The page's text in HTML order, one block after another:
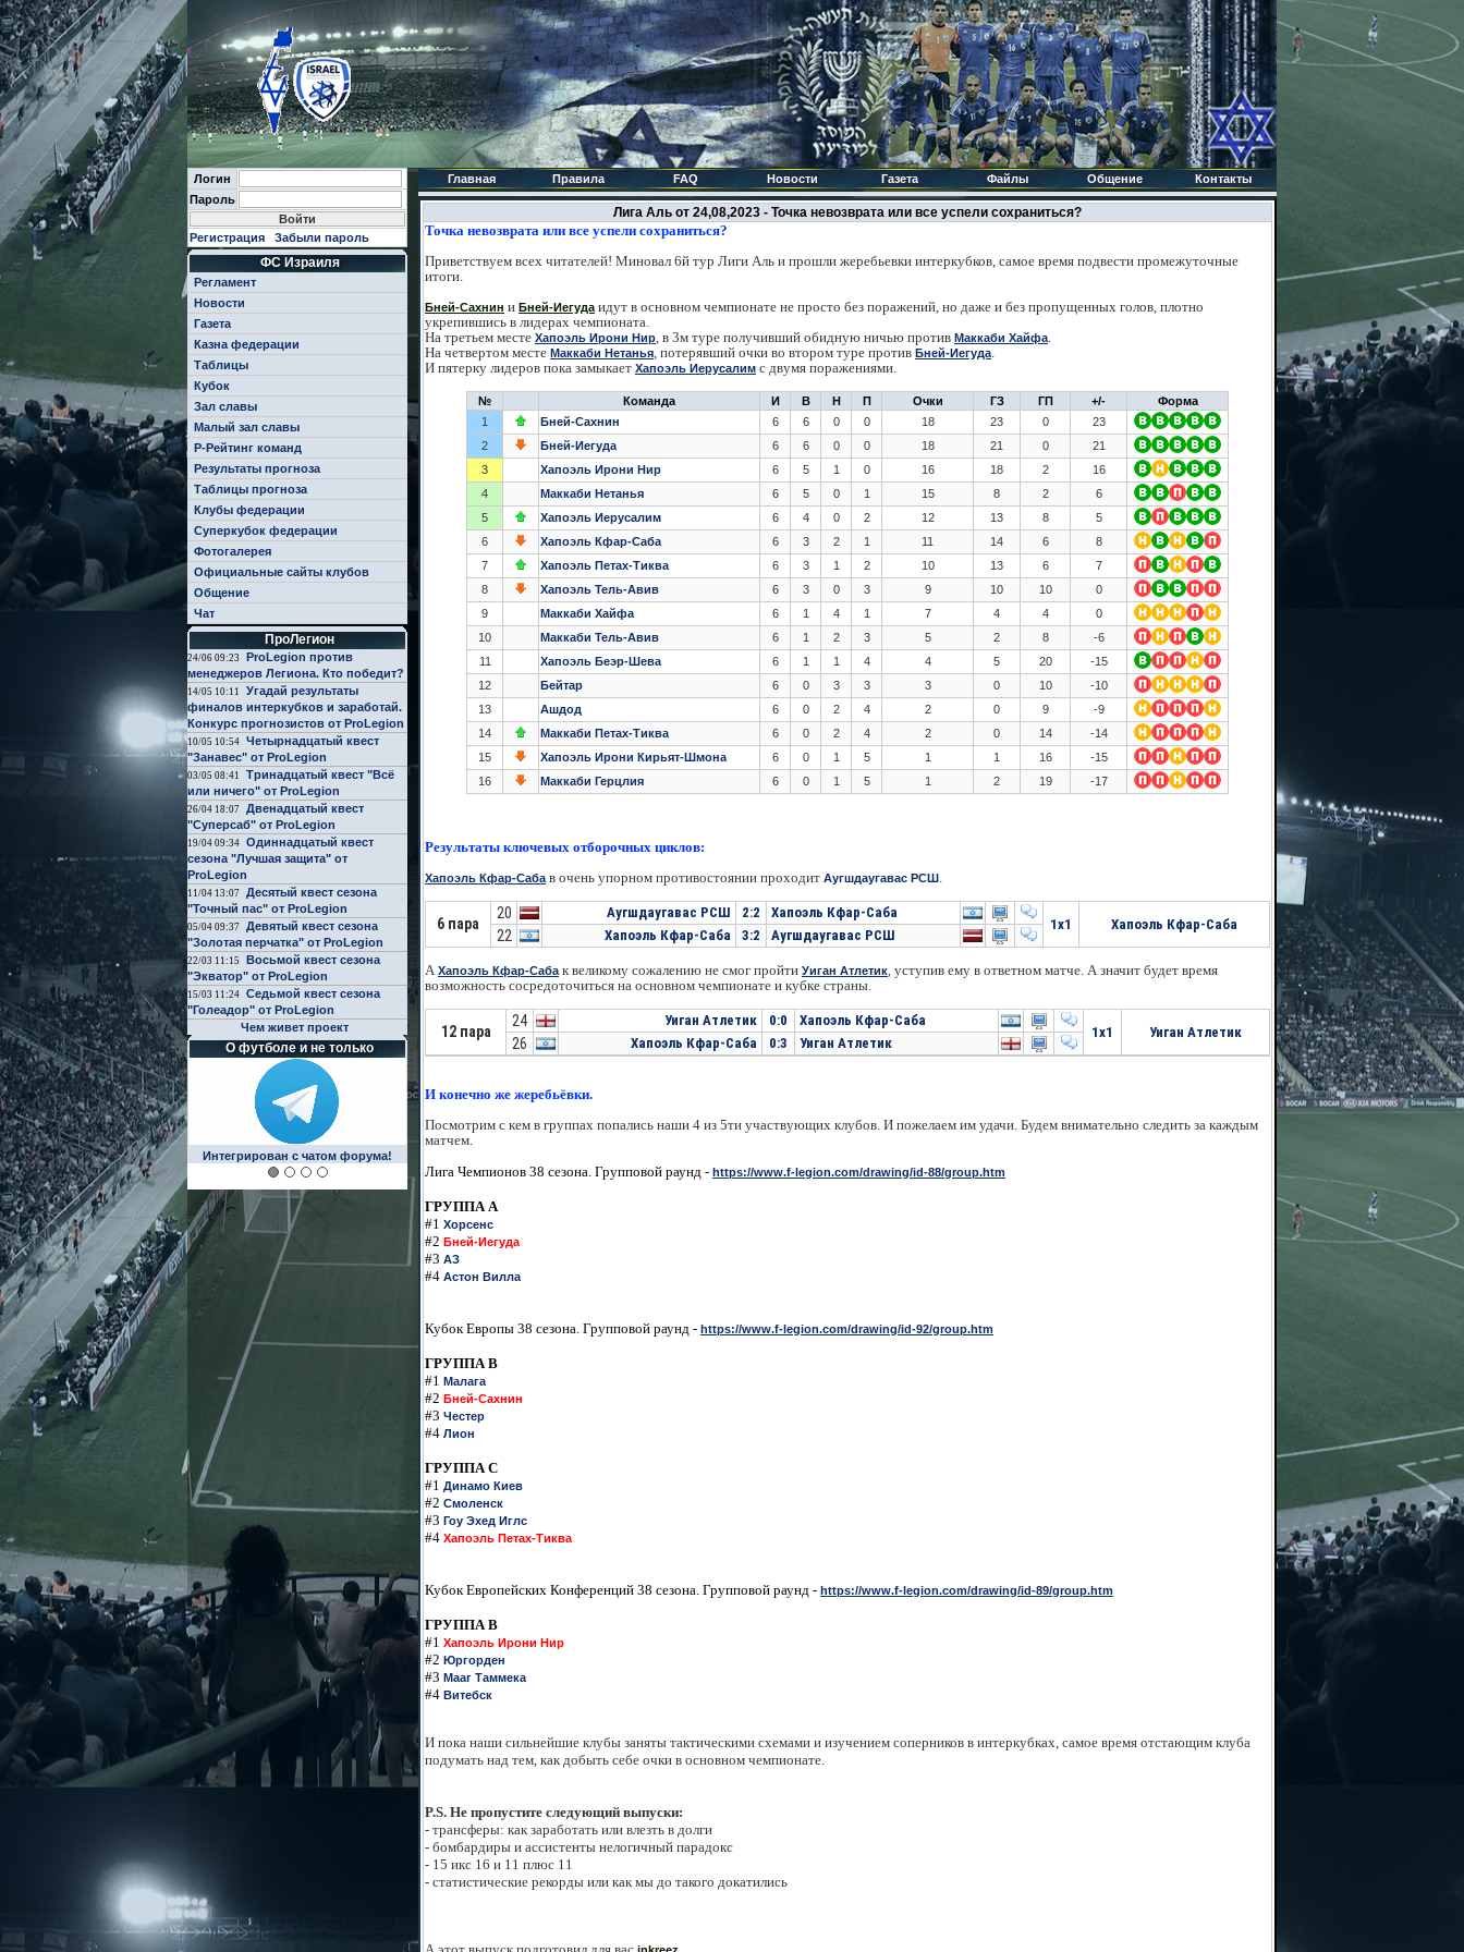
Логин
Пароль
Регистрация Забыли пароль
ФС Израиля
Регламент
Новости
Газета
Казна федерации
Таблицы
Кубок
Зал славы
Малый зал славы
Р-Рейтинг команд
Результаты прогноза
Таблицы прогноза
Клубы федерации
Суперкубок федерации
Фотогалерея
Официальные сайты клубов
Общение
Чат
ПроЛегион
24/06 09:23
ProLegion против
менеджеров Легиона. Кто победит?
14/05 10:11
Угадай результаты
финалов интеркубков и заработай.
Конкурс прогнозистов от ProLegion
10/05 10:54 Четырнадцатый квест
"Занавес" от ProLegion
03/05 08:41
Тринадцатый квест "Всё
или ничего" от ProLegion
26/04 18:07 Двенадцатый квест
"Суперсаб" от ProLegion
19/04 09:34 Одиннадцатый квест
сезона "Лучшая защита" от
ProLegion
11/04 13:07 Десятый квест сезона
"Точный пас" от ProLegion
05/04 09:37 Девятый квест сезона
"Золотая перчатка" от ProLegion
22/03 11:15
Восьмой квест сезона
"Экватор" от ProLegion
15/03 11:24 Седьмой квест сезона
"Голеадор" от ProLegion
Чем живет проект
О футболе и не только
Интегрирован с чатом форума!
Главная Правила FAQ Новости Газета Файлы Общение Контакты
Лига Аль от 24,08,2023 - Точка невозврата или все успели сохраниться?
Точка невозврата или все успели сохраниться?
Приветствуем всех читателей! Миновал 6й тур Лиги Аль и прошли жеребьевки интеркубков, самое время подвести промежуточные
итоги.
Бней-Сахнин и Бней-Иегудаидут в основном чемпионате не просто без поражений, но даже и без пропущенных голов, плотно
укрепившись в лидерах чемпионата.
На третьем месте Хапоэль Ирони Нир, в 3м туре получивший обидную ничью против Маккаби Хайфа.
На четвертом месте Маккаби Нетанья, потерявший очки во втором туре против Бней-Иегуда.
И пятерку лидеров пока замыкает Хапоэль Иерусалим с двумя поражениями.
№ Команда И В Н П ГЗ ГП +/-
Форма
1
Бней-Сахнин 6 6 0 0 18 23 0
23
2
Бней-Иегуда 6 6 0 0 18 21 0
21
3
Хапоэль Ирони Нир 6 5 1 0 16 18 2
16
4
Маккаби Нетанья 6 5 0 1 15 8 2
6
5
Хапоэль Иерусалим 6 4 0 2 12 13 8
5
6
Хапоэль Кфар-Саба 6 3 2 1 11 14 6
8
7
Хапоэль Петах-Тиква 6 3 1 2 10 13 6
7
8
Хапоэль Тель-Авив 6 3 0 3 9 10 10
0
9
Маккаби Хайфа 6 1 4 1 7 4 4
0
10
Маккаби Тель-Авив 6 1 2 3 5 2 8
-6
11
Хапоэль Беэр-Шева 6 1 1 4 4 5 20
-15
12
Бейтар 6 0 3 3 3 0 10
-10
13
Ашдод 6 0 2 4 2 0 9
-9
14
Маккаби Петах-Тиква 6 0 2 4 2 0 14
-14
15
Хапоэль Ирони Кирьят-Шмона 6 0 1 5 1 1 16
-15
16
Маккаби Герцлия 6 0 1 5 1 2 19 -17
Результаты ключевых отборочных циклов:
Хапоэль Кфар-Сабав очень упорном противостоянии проходит Аугшдаугавас РСШ.
6 пара
20 Аугшдаугавас РСШ 2:2 Хапоэль Кфар-Саба
1x1 Хапоэль Кфар-Саба
22 Хапоэль Кфар-Саба 3:2 Аугшдаугавас РСШ
А Хапоэль Кфар-Сабак великому сожалению не смог пройти Уиган Атлетик, уступив ему в ответном матче. А значит будет время
возможность сосредоточиться на основном чемпионате и кубке страны.
12 пара
24 Уиган Атлетик 0:0 Хапоэль Кфар-Саба
1x1 Уиган Атлетик
26 Хапоэль Кфар-Саба 0:3 Уиган Атлетик
И конечно же жеребьёвки.
Посмотрим с кем в группах попались наши 4 из 5ти участвующих клубов. И пожелаем им удачи. Будем внимательно следить за каждым
матчем.
Лига Чемпионов 38 сезона. Групповой раунд - https://www.f-legion.com/drawing/id-88/group.htm
ГРУППА A
#1 Хорсенс
#2 Бней-Иегуда
#3 АЗ
#4 Астон Вилла
Кубок Европы 38 сезона. Групповой раунд - https://www.f-legion.com/drawing/id-92/group.htm
ГРУППА B
#1 Малага
#2 Бней-Сахнин
#3 Честер
#4 Лион
ГРУППА C
#1 Динамо Киев
#2 Смоленск
#3 Гоу Эхед Иглс
#4 Хапоэль Петах-Тиква
Кубок Европейских Конференций 38 сезона. Групповой раунд - https://www.f-legion.com/drawing/id-89/group.htm
ГРУППА B
#1 Хапоэль Ирони Нир
#2 Юргорден
#3 Мааг Таммека
#4 Витебск
И пока наши сильнейшие клубы заняты тактическими схемами и изучением соперников в интеркубках, самое время отстающим клуба
подумать над тем, как добыть себе очки в основном чемпионате.
P.S. Не пропустите следующий выпуски:
- трансферы: как заработать или влезть в долги
- бомбардиры и ассистенты нелогичный парадокс
- 15 икс 16 и 11 плюс 11
- статистические рекорды или как мы до такого докатились